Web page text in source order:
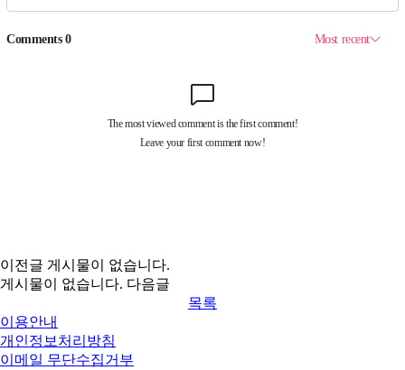
이전글 게시물이 없습니다.
게시물이 없습니다. 다음글
목록
이용안내
개인정보처리방침
이메일 무단수집거부